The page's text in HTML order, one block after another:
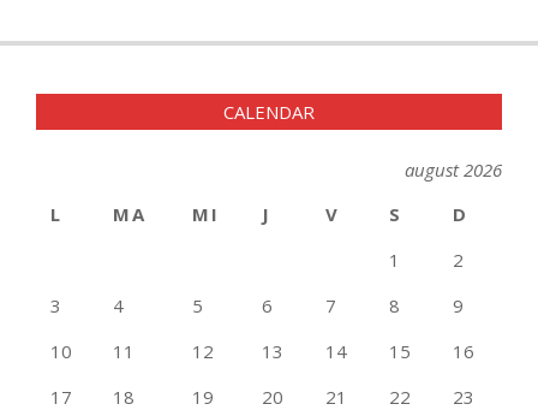
CALENDAR
august 2026
L
MA MI J V S
D
1
2
3
4 5 6 7 8
9
10
11 12 13 14 15
16
17
18 19 20 21 22
23